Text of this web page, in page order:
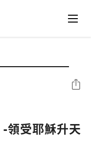
領受耶穌升天
分享